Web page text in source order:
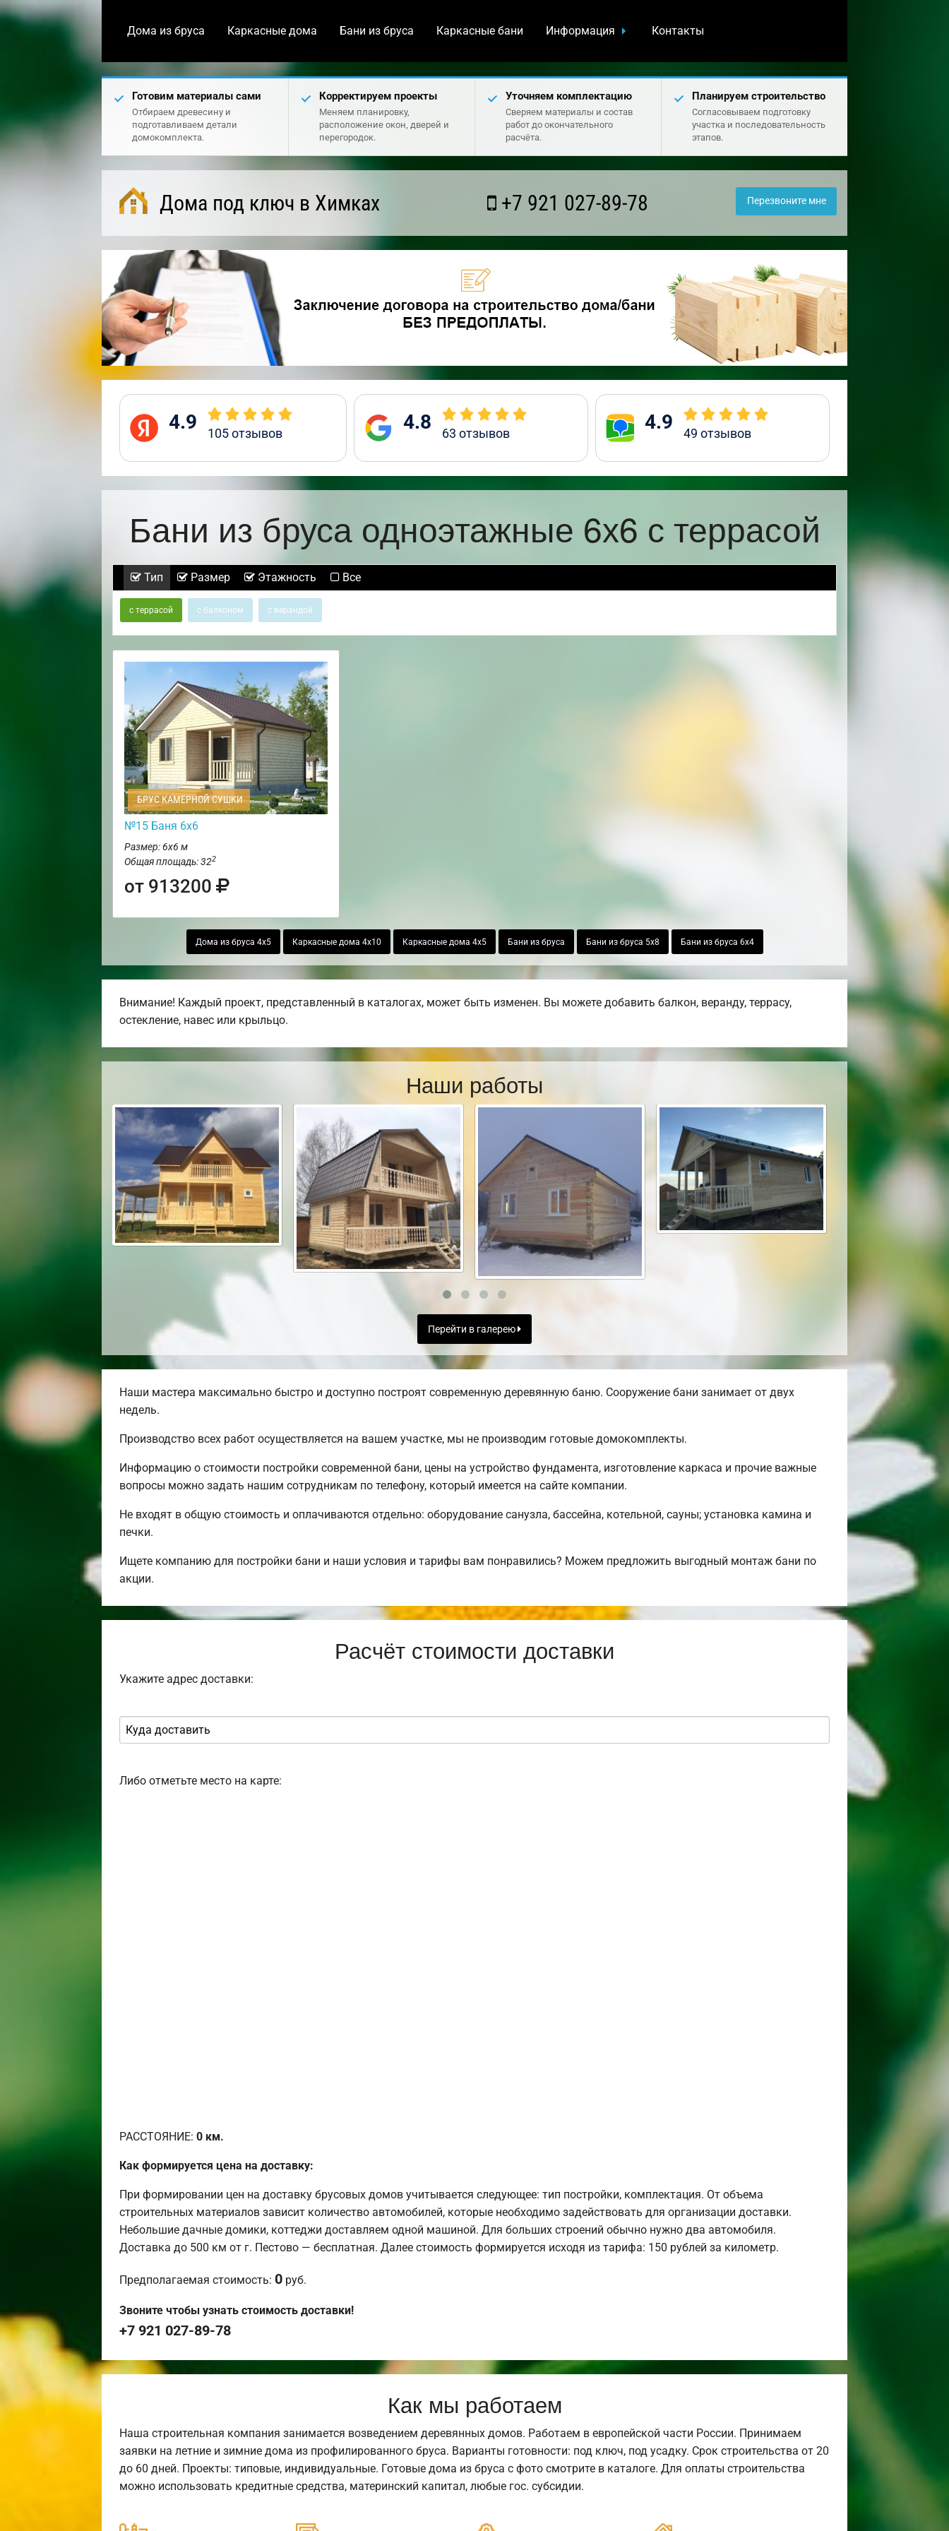
Дома из бруса Каркасные дома Бани из бруса Каркасные бани Информация Контакты
Готовим материалы сами
Отбираем древесину и
подготавливаем детали
домокомплекта.
Корректируем проекты
Меняем планировку,
расположение окон, дверей и
перегородок.
Уточняем комплектацию
Сверяем материалы и состав
работ до окончательного
расчёта.
Планируем строительство
Согласовываем подготовку
участка и последовательность
этапов.
Дома под ключ в Химках +7 921 027-89-78 Перезвоните мне
4.9 105отзывов 4.8 63 отзывов 4.9 49 отзывов
Бани из бруса одноэтажные 6х6 с террасой
Тип Размер Этажность Все
с террасой с балконом с верандой
БРУС КАМЕРНОЙ СУШКИ
№15 Баня 6х6
Размер: 6х6 м
Общая площадь: 322
от 913200
Дома из бруса 4х5 Каркасные дома 4х10 Каркасные дома 4х5 Бани из бруса Бани из бруса 5х8 Бани из бруса 6х4
Внимание! Каждый проект, представленный в каталогах, может быть изменен. Вы можете добавить балкон, веранду, террасу,
остекление, навес или крыльцо.
Наши работы
Перейти в галерею
Наши мастера максимально быстро и доступно построят современную деревянную баню. Сооружение бани занимает от двух
недель.
Производство всех работ осуществляется на вашем участке, мы не производим готовые домокомплекты.
Информацию о стоимости постройки современной бани, цены на устройство фундамента, изготовление каркаса и прочие важные
вопросы можно задать нашим сотрудникам по телефону, который имеется на сайте компании.
Не входят в общую стоимость и оплачиваются отдельно: оборудование санузла, бассейна, котельной, сауны; установка камина и
печки.
Ищете компанию для постройки бани и наши условия и тарифы вам понравились? Можем предложить выгодный монтаж бани по
акции.
Расчёт стоимости доставки
Укажите адрес доставки:
Либо отметьте место на карте:
РАССТОЯНИЕ: 0 км.
Как формируется цена на доставку:
При формировании цен на доставку брусовых домов учитывается следующее: тип постройки, комплектация. От объема
строительных материалов зависит количество автомобилей, которые необходимо задействовать для организации доставки.
Небольшие дачные домики, коттеджи доставляем одной машиной. Для больших строений обычно нужно два автомобиля.
Доставка до 500 км от г. Пестово — бесплатная. Далее стоимость формируется исходя из тарифа: 150 рублей за километр.
Предполагаемая стоимость: 0 руб.
Звоните чтобы узнать стоимость доставки!
+7 921 027-89-78
Как мы работаем
Наша строительная компания занимается возведением деревянных домов. Работаем в европейской части России. Принимаем
заявки на летние и зимние дома из профилированного бруса. Варианты готовности: под ключ, под усадку. Срок строительства от 20
до 60 дней. Проекты: типовые, индивидуальные. Готовые дома из бруса с фото смотрите в каталоге. Для оплаты строительства
можно использовать кредитные средства, материнский капитал, любые гос. субсидии.